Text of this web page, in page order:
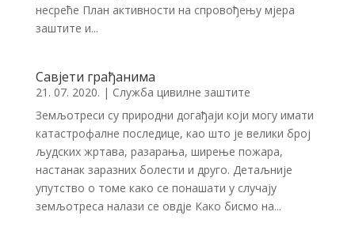
несреће План активности на спровођењу мјера
заштите и...
Савјети грађанима
21. 07. 2020. | Служба цивилне заштите
Земљотреси су природни догађаји који могу имати
катастрофалне последице, као што је велики број
људских жртава, разарања, ширење пожара,
настанак заразних болести и друго. Детаљније
упутство о томе како се понашати у случају
земљотреса налази се овдје Како бисмо на...